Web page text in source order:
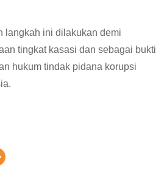
langkah ini dilakukan demi
tingkat kasasi dan sebagai bukti
hukum tindak pidana korupsi